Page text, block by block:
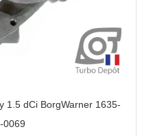
1.5 dCi BorgWarner 1635-
0069